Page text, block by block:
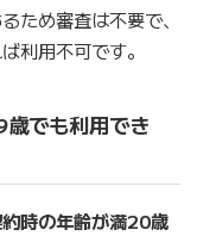
ため審査は不要で、
利用不可です。
でも利用でき
時の年齢が満20歳